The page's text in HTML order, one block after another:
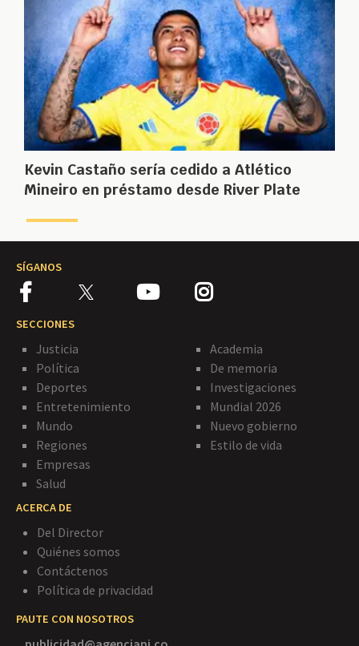
Kevin Castaño sería cedido a Atlético
Mineiro en préstamo desde River Plate
SÍGANOS
SECCIONES
Justicia
Política
Deportes
Entretenimiento
Mundo
Regiones
Empresas
Salud
Academia
De memoria
Investigaciones
Mundial 2026
Nuevo gobierno
Estilo de vida
ACERCA DE
Del Director
Quiénes somos
Contáctenos
Política de privacidad
PAUTE CON NOSOTROS